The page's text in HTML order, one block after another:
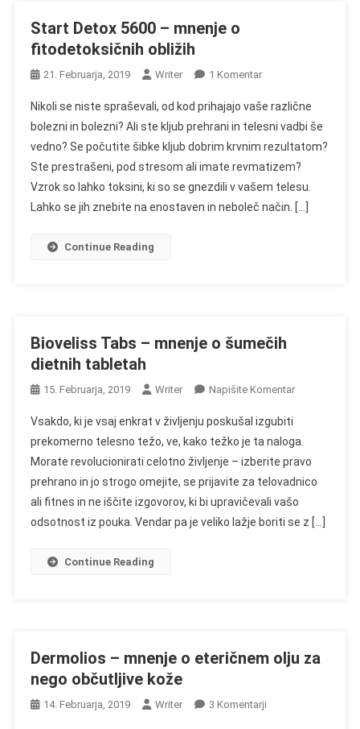
Start Detox 5600 – mnenje o
fitodetoksičnih obližih
21. Februarja, 2019 Writer 1 KomentarNa
Detox
5600
–
Mnenje
O
Fitodetoksičnih
Nikoli se niste spraševali, od kod prihajajo vaše različne
bolezni in bolezni? Ali ste kljub prehrani in telesni vadbi še
vedno? Se počutite šibke kljub dobrim krvnim rezultatom?
Ste prestrašeni, pod stresom ali imate revmatizem?
Vzrok so lahko toksini, ki so se gnezdili v vašem telesu.
Lahko se jih znebite na enostaven in neboleč način. […]
Continue Reading
Bioveliss Tabs – mnenje o šumečih
dietnih tabletah
15. Februarja, 2019 Writer Napišite KomentarOn
–
Mnenje
O
Šumečih
Dietnih
Vsakdo, ki je vsaj enkrat v življenju poskušal izgubiti
prekomerno telesno težo, ve, kako težko je ta naloga.
Morate revolucionirati celotno življenje – izberite pravo
prehrano in jo strogo omejite, se prijavite za telovadnico
ali fitnes in ne iščite izgovorov, ki bi upravičevali vašo
odsotnost iz pouka. Vendar pa je veliko lažje boriti se z […]
Continue Reading
Dermolios – mnenje o eteričnem olju za
nego občutljive kože
14. Februarja, 2019 Writer 3 KomentarjiNa